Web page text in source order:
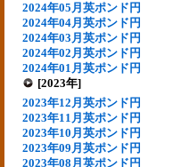
2024年05月英ポンド円
2024年04月英ポンド円
2024年03月英ポンド円
2024年02月英ポンド円
2024年01月英ポンド円
[2023年]
2023年12月英ポンド円
2023年11月英ポンド円
2023年10月英ポンド円
2023年09月英ポンド円
2023年08月英ポンド円